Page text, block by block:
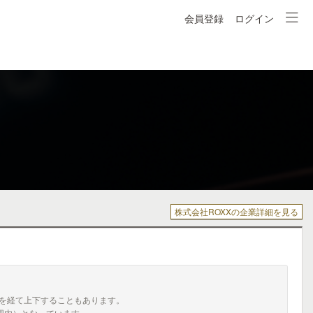
会員登録 ログイン
株式会社ROXXの企業詳細を見る
て上下することもあります。